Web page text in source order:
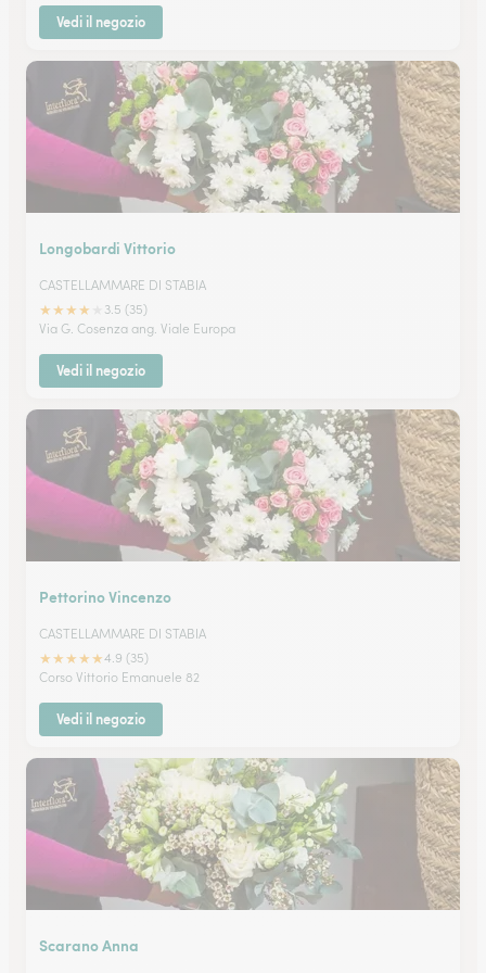
Vedi il negozio
Longobardi Vittorio
CASTELLAMMARE DI STABIA
★★★★
3.5 (35)
Via G. Cosenza ang. Viale Europa
Vedi il negozio
Pettorino Vincenzo
CASTELLAMMARE DI STABIA
★★★★★4.9 (35)
Corso Vittorio Emanuele 82
Vedi il negozio
Scarano Anna